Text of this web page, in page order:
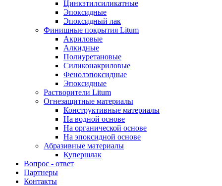
Цинкэтилсиликатные
Эпоксидные
Эпоксидный лак
Финишные покрытия Litum
Акриловые
Алкидные
Полиуретановые
Силиконакриловые
Фенолэпоксидные
Эпоксидные
Растворители Litum
Огнезащитные материалы
Конструктивные материалы
На водной основе
На органической основе
На эпоксидной основе
Абразивные материалы
Купершлак
Вопрос - ответ
Партнеры
Контакты